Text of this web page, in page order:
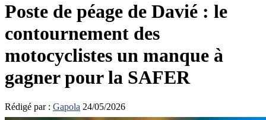
Poste de péage de Davié : le
contournement des
motocyclistes un manque à
gagner pour la SAFER
Rédigé par : Gapola 24/05/2026